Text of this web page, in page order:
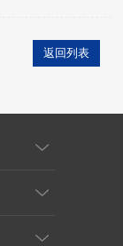
进计算典型案例，
务系统，铸就医疗
返回列表